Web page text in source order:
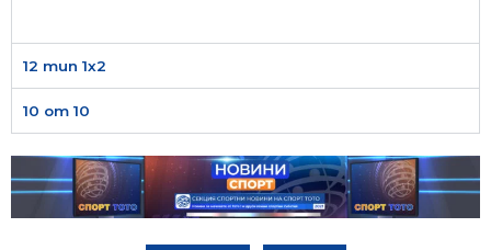
12 тип 1х2
10 от 10